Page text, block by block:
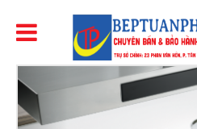
Previous